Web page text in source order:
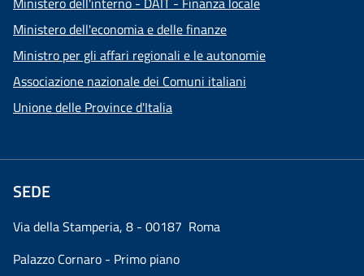
Ministero dell'economia e delle finanze
Ministro per gli affari regionali e le autonomie
Associazione nazionale dei Comuni italiani
Unione delle Province d'Italia
SEDE
Via della Stamperia, 8 - 00187 Roma
Palazzo Cornaro - Primo piano